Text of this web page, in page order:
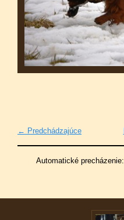
← Predchádzajúce
Automatické precházenie: